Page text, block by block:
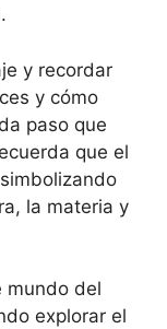
y recordar
y cómo
paso que
que el
la materia y
mundo del
explorar el